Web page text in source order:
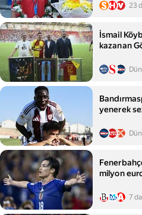
23
İsmail
kazanan
Dün
yenerek
Dün
milyon
7